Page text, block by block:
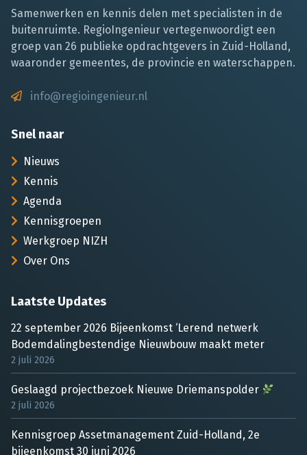
Samenwerken en kennis delen met specialisten in de
buitenruimte. RegioIngenieur vertegenwoordigt een
groep van 26 publieke opdrachtgevers in Zuid-Holland,
waaronder gemeentes, de provincie en waterschappen.
info@regioingenieur.nl
Snel naar
Nieuws
Kennis
Agenda
Kennisgroepen
Werkgroep NIZH
Over Ons
Laatste Updates
22 september 2026 Bijeenkomst ‘Lerend netwerk
Bodemdalingbestendige Nieuwbouw maakt meter
2 juli 2026
Geslaagd projectbezoek Nieuwe Driemanspolder
2 juli 2026
Kennisgroep Assetmanagement Zuid-Holland, 2e
bijeenkomst 30 juni 2026